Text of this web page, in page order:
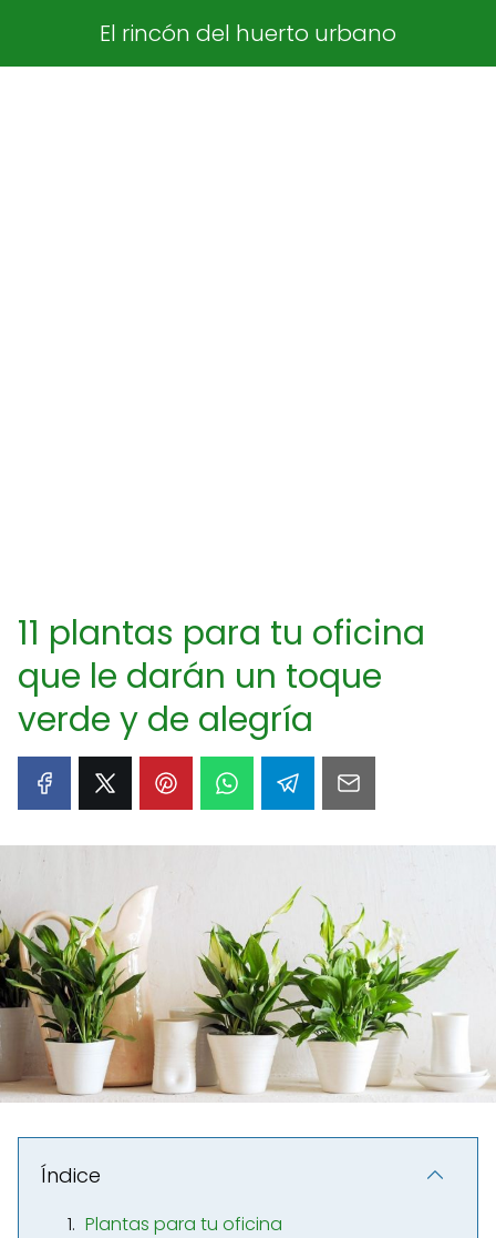
El rincón del huerto urbano
11 plantas para tu oficina
que le darán un toque
verde y de alegría
Índice
Plantas para tu oficina